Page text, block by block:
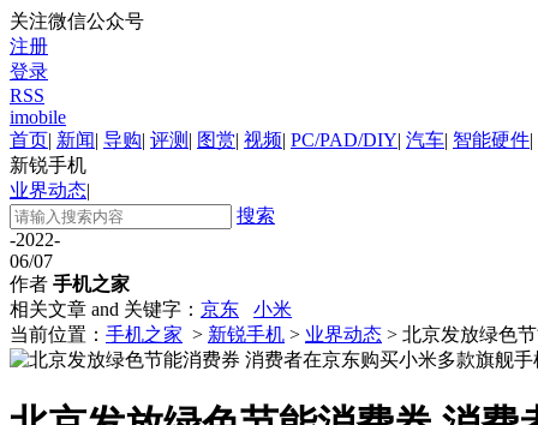
关注微信公众号
注册
登录
RSS
imobile
首页| 新闻| 导购| 评测 | 图赏| 视频| PC/PAD/DIY| 汽车| 智能硬件|
新锐手机
业界动态|
搜索
-2022-
06/07
作者 手机之家
相关文章 and 关键字： 京东
小米
当前位置： 手机之家 > 新锐手机 > 业界动态 > 北京发放绿色